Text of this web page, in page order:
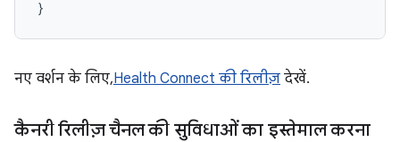
}
नए वर्शन के लिए,Health Connect की रिलीज़ देखें.
कैनरी रिलीज़ चैनल की सुविधाओं का इस्तेमाल करना